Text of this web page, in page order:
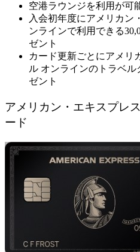
空港ラウンジを利用が可
入会初年度にアメリカン
ンラインで利用できる
ゼント
カード更新ごとにアメリ
ル オンラインのトラベル
ゼント
アメリカン・エキスプレ
ード